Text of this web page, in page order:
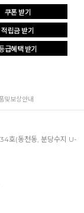
쿠폰 받기
적립금 받기
급혜택 받기
및보상안내
호(동천동, 분당수지 U-